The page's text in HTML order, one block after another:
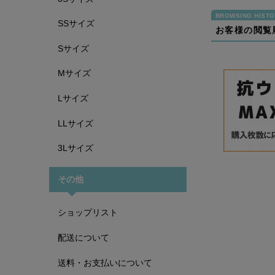
SSサイズ
Sサイズ
Mサイズ
Lサイズ
LLサイズ
3Lサイズ
その他
ショップリスト
配送について
送料・お支払いについて
お客様の閲覧